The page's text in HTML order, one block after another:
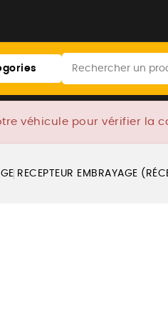
véhicule pour vérifier la
RECEPTEUR EMBRAYAGE